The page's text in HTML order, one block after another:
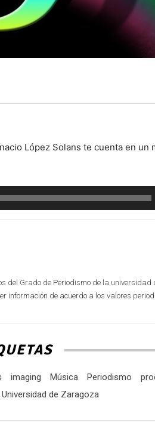
López Solans te cuenta en un
del Grado de Periodismo de la universidad
de acuerdo a los valores
imaging Música Periodismo
Universidad de Zaragoza